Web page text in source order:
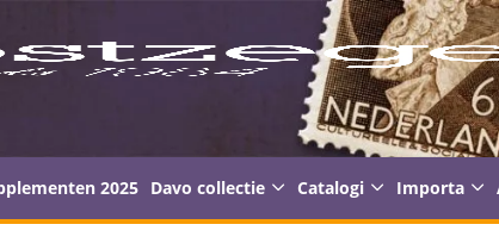
2025 Davo collectie Catalogi Importa